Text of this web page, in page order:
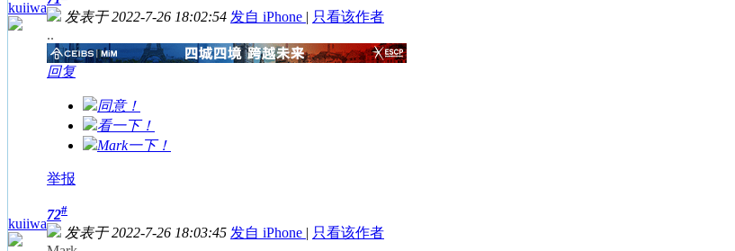
kuiiwa
发表于 2022-7-26 18:02:54 发自 iPhone | 只看该作者
..
回复
同意！
看一下！
Mark一下！
举报
kuiiwa
72#
发表于 2022-7-26 18:03:45 发自 iPhone | 只看该作者